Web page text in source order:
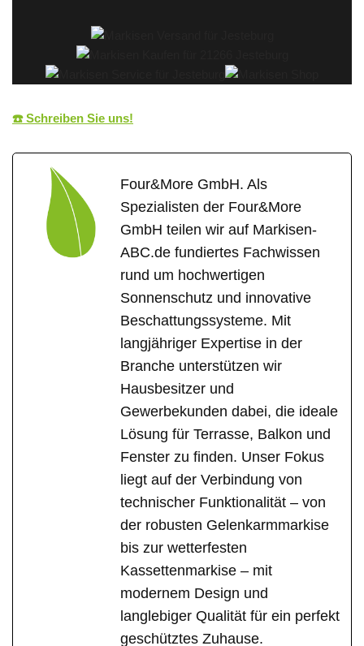
☎️ Schreiben Sie uns!
Four&More GmbH. Als
Spezialisten der Four&More
GmbH teilen wir auf Markisen-
ABC.de fundiertes Fachwissen
rund um hochwertigen
Sonnenschutz und innovative
Beschattungssysteme. Mit
langjähriger Expertise in der
Branche unterstützen wir
Hausbesitzer und
Gewerbekunden dabei, die ideale
Lösung für Terrasse, Balkon und
Fenster zu finden. Unser Fokus
liegt auf der Verbindung von
technischer Funktionalität – von
der robusten Gelenkarmmarkise
bis zur wetterfesten
Kassettenmarkise – mit
modernem Design und
langlebiger Qualität für ein perfekt
geschütztes Zuhause.